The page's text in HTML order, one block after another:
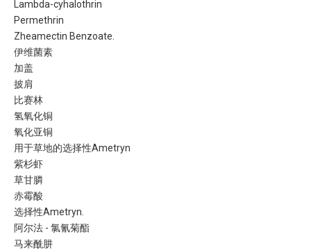
Lambda-cyhalothrin
Permethrin
Zheamectin Benzoate.
伊维菌素
加盖
披肩
比赛林
氢氧化铜
氧化亚铜
用于草地的选择性Ametryn
紫杉虾
草甘膦
赤霉酸
选择性Ametryn.
阿尔法 - 氯氰菊酯
马来酰肼